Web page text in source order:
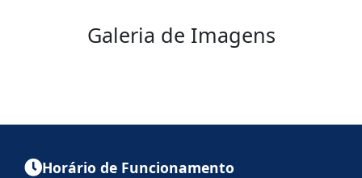
Galeria de Imagens
Horário de Funcionamento